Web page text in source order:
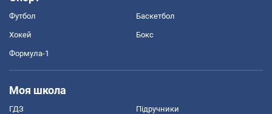
Футбол Баскетбол
Хокей Бокс
Формула-1
Моя школа
ГДЗ Підручники